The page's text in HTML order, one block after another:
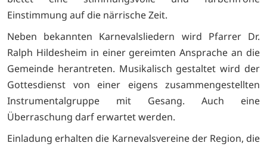
Einstimmung auf die närrische Zeit.
Neben bekannten Karnevalsliedern wird Pfarrer Dr.
Ralph Hildesheim in einer gereimten Ansprache an die
Gemeinde herantreten. Musikalisch gestaltet wird der
Gottesdienst von einer eigens zusammengestellten
Instrumentalgruppe mit Gesang. Auch eine
Überraschung darf erwartet werden.
Einladung erhalten die Karnevalsvereine der Region, die